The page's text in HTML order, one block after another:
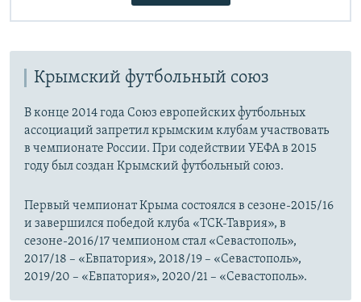
Крымский футбольный союз
В конце 2014 года Союз европейских футбольных
ассоциаций запретил крымским клубам участвовать
в чемпионате России. При содействии УЕФА в 2015
году был создан Крымский футбольный союз.
Первый чемпионат Крыма состоялся в сезоне-2015/16
и завершился победой клуба «ТСК-Таврия», в
сезоне-2016/17 чемпионом стал «Севастополь»,
2017/18 – «Евпатория», 2018/19 – «Севастополь»,
2019/20 – «Евпатория», 2020/21 – «Севастополь».